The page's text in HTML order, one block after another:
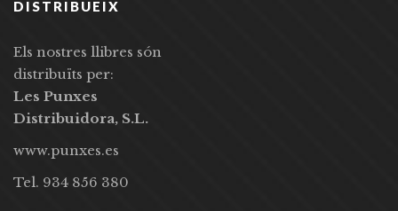
DISTRIBUEIX
Els nostres llibres són
distribuïts per:
Les Punxes
Distribuidora, S.L.
www.punxes.es
Tel. 934 856 380